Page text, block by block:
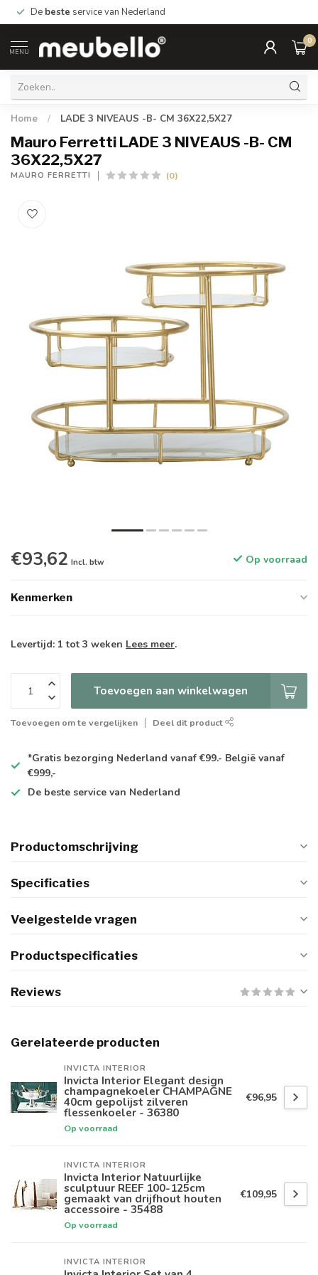
De beste service van Nederland
MENU
0
Home / LADE 3 NIVEAUS -B- CM 36X22,5X27
Mauro Ferretti LADE 3 NIVEAUS -B- CM
36X22,5X27
MAURO FERRETTI (0)
€93,62 Incl. btw Op voorraad
Kenmerken
Levertijd: 1 tot 3 weken Lees meer.
Toevoegen aan winkelwagen
Toevoegen om te vergelijken Deel dit product
*Gratis bezorging Nederland vanaf €99.- België vanaf
€999,-
De beste service van Nederland
Productomschrijving
Specificaties
Veelgestelde vragen
Productspecificaties
Reviews
Gerelateerde producten
INVICTA INTERIOR
Invicta Interior Elegant design
champagnekoeler CHAMPAGNE
40cm gepolijst zilveren
flessenkoeler - 36380
Op voorraad
€96,95
INVICTA INTERIOR
Invicta Interior Natuurlijke
sculptuur REEF 100-125cm
gemaakt van drijfhout houten
accessoire - 35488
Op voorraad
€109,95
INVICTA INTERIOR